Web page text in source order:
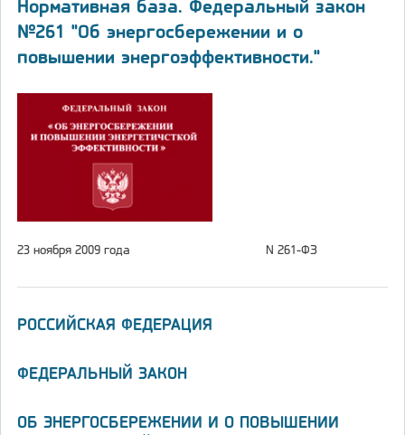
Нормативная база. Федеральный закон
№261 "Об энергосбережении и о
повышении энергоэффективности."
23 ноября 2009 года N 261-ФЗ
РОССИЙСКАЯ ФЕДЕРАЦИЯ
ФЕДЕРАЛЬНЫЙ ЗАКОН
ОБ ЭНЕРГОСБЕРЕЖЕНИИ И О ПОВЫШЕНИИ